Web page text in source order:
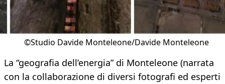
©Studio Davide Monteleone/Davide Monteleone
La “geografia dell’energia” di Monteleone (narrata
con la collaborazione di diversi fotografi ed esperti